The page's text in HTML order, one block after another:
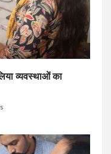
व्यवस्थाओं का